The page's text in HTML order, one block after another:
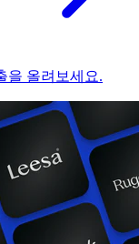
을 올려보세요.